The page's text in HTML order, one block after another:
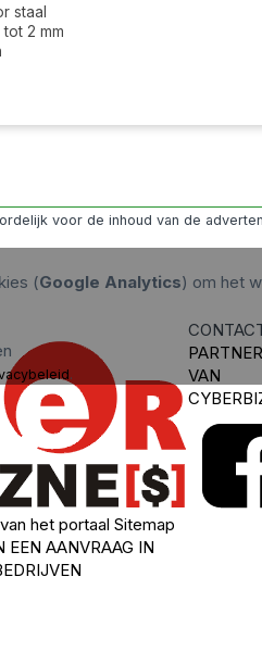
staal
2 mm
voor de inhoud van de
(Google Analytics) om het
.
het portaal Sitemap
EEN AANVRAAG IN
VAN